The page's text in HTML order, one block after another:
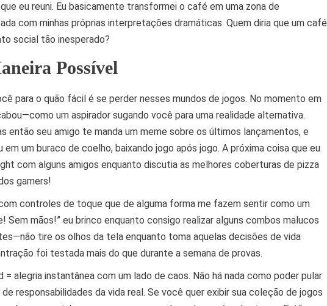
eu reuni. Eu basicamente transformei o café em uma zona de
com minhas próprias interpretações dramáticas. Quem diria que um café
social tão inesperado?
Possível
para o quão fácil é se perder nesses mundos de jogos. No momento em
um aspirador sugando você para uma realidade alternativa.
então seu amigo te manda um meme sobre os últimos lançamentos, e
um buraco de coelho, baixando jogo após jogo. A próxima coisa que eu
com alguns amigos enquanto discutia as melhores coberturas de pizza
gamers!
controles de toque que de alguma forma me fazem sentir como um
Sem mãos!” eu brinco enquanto consigo realizar alguns combos malucos
tire os olhos da tela enquanto toma aquelas decisões de vida
foi testada mais do que durante a semana de provas.
= alegria instantânea com um lado de caos. Não há nada como poder pular
responsabilidades da vida real. Se você quer exibir sua coleção de jogos